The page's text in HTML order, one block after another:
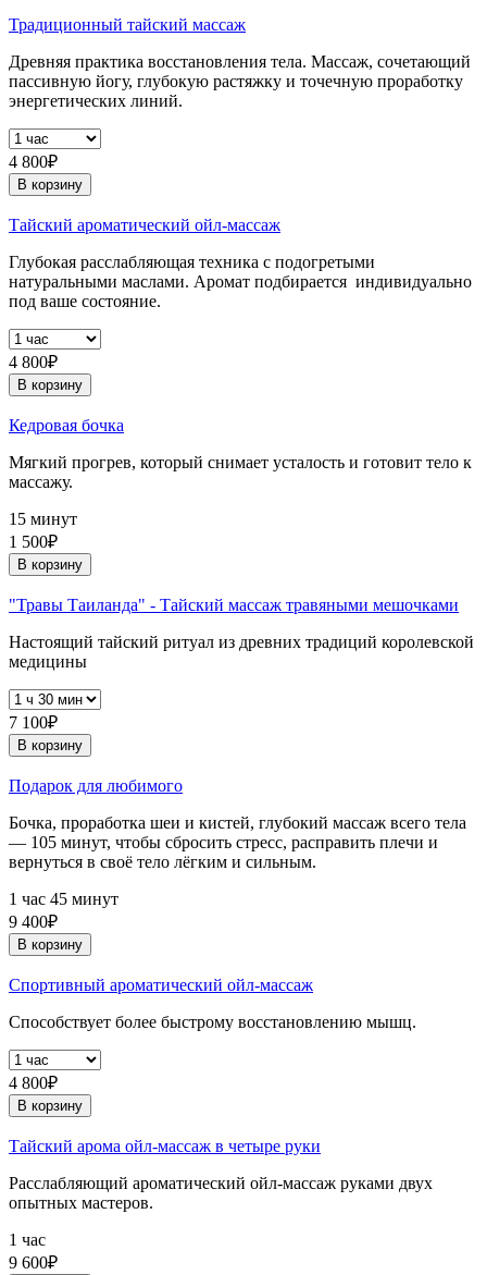
Традиционный тайский массаж
Древняя практика восстановления тела. Массаж, сочетающий
пассивную йогу, глубокую растяжку и точечную проработку
энергетических линий.
4 800₽
В корзину
Тайский ароматический ойл-массаж
Глубокая расслабляющая техника с подогретыми
натуральными маслами. Аромат подбирается индивидуально
под ваше состояние.
4 800₽
В корзину
Кедровая бочка
Мягкий прогрев, который снимает усталость и готовит тело к
массажу.
15 минут
1 500₽
В корзину
"Травы Таиланда" - Тайский массаж травяными мешочками
Настоящий тайский ритуал из древних традиций королевской
медицины
7 100₽
В корзину
Подарок для любимого
Бочка, проработка шеи и кистей, глубокий массаж всего тела
— 105 минут, чтобы сбросить стресс, расправить плечи и
вернуться в своё тело лёгким и сильным.
1 час 45 минут
9 400₽
В корзину
Спортивный ароматический ойл-массаж
Способствует более быстрому восстановлению мышц.
4 800₽
В корзину
Тайский арома ойл-массаж в четыре руки
Расслабляющий ароматический ойл-массаж руками двух
опытных мастеров.
1 час
9 600₽